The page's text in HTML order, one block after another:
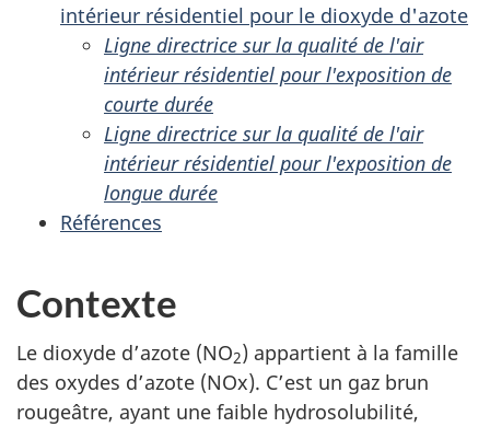
intérieur résidentiel pour le dioxyde d'azote
Ligne directrice sur la qualité de l'air
intérieur résidentiel pour l'exposition de
courte durée
Ligne directrice sur la qualité de l'air
intérieur résidentiel pour l'exposition de
longue durée
Références
Contexte
Le dioxyde d’azote (NO2) appartient à la famille
des oxydes d’azote (NOx). C’est un gaz brun
rougeâtre, ayant une faible hydrosolubilité,